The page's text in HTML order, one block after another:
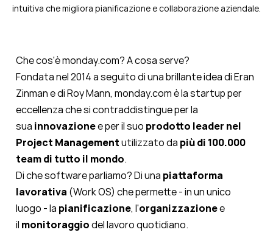
intuitiva che migliora pianificazione e collaborazione aziendale.
Che cos'è monday.com? A cosa serve?
Fondata nel 2014 a seguito di una brillante idea di Eran
Zinman e di Roy Mann, monday.com è la startup per
eccellenza che si contraddistingue per la
sua innovazionee per il suo prodotto leader nel
Project Managementutilizzato da più di 100.000
team di tutto il mondo.
Di che software parliamo? Di una piattaforma
lavorativa (Work OS) che permette - in un unico
luogo - la pianificazione, l'organizzazionee
il monitoraggiodel lavoro quotidiano.